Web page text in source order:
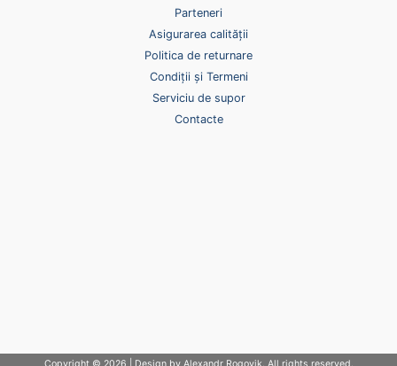
Parteneri
Asigurarea calității
Politica de returnare
Condiții și Termeni
Serviciu de supor
Contacte